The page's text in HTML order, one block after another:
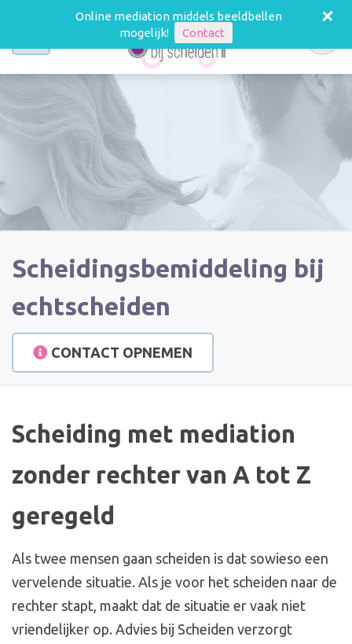
Dienstverlening
Informatie
Samenwerking
Over mij
Nieuws
Contact
Scheidingsbemiddeling bij
echtscheiden
CONTACT OPNEMEN
Scheiding met mediation
zonder rechter van A tot Z
geregeld
Als twee mensen gaan scheiden is dat sowieso een
vervelende situatie. Als je voor het scheiden naar de
rechter stapt, maakt dat de situatie er vaak niet
vriendelijker op. Advies bij Scheiden verzorgt
Online mediation middels beeldbellen
mogelijk!
Contact
+